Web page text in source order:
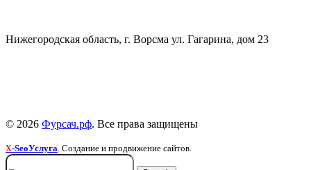
Нижегородская область, г. Ворсма ул. Гагарина, дом 23
© 2026 Фурсач.рф. Все права защищены
X-SeoУслуга . Создание и продвижение сайтов.